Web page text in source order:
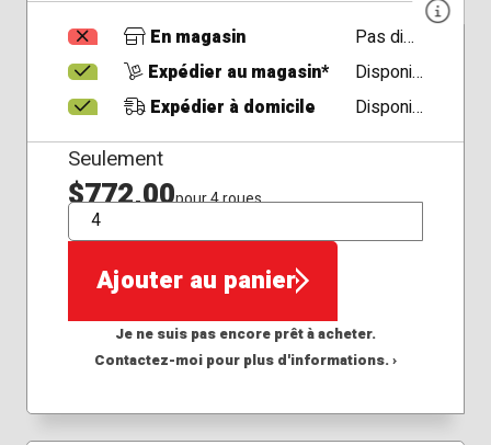
En magasin
Pas disponible
Expédier au magasin*
Disponible
Expédier à domicile
Disponible
Seulement
$772,00pour 4 roues
QTÉ
Ajouter au panier
Je ne suis pas encore prêt à acheter.
Contactez-moi pour plus d'informations. ›